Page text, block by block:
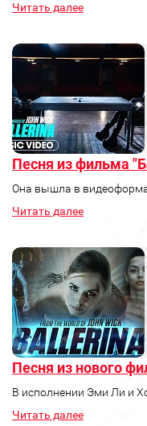
Читать далее
Песня из фильма
Она вышла в
Читать далее
Песня из нового
В исполнении Эми Ли и
Читать далее